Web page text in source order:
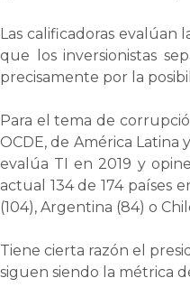
Las calificadoras evalúan
que los inversionistas
precisamente por la
Para el tema de
OCDE, de América
evalúa TI en 2019 y
actual 134 de 174 países
(104), Argentina (84) o
Tiene cierta razón el
siguen siendo la métrica